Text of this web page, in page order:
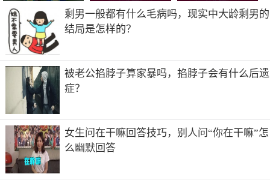
其饱满滋润`容光焕发`富有青春活力。
以上东东均是本人亲身用过的哦，价格不贵，性比价很高
哦，。
7
3
3
剩男一般都有什么毛病吗，现实中大龄剩男的
结局是怎样的？
被老公掐脖子算家暴吗，掐脖子会有什么后遗
症？
女生问在干嘛回答技巧，别人问“你在干嘛”怎
么幽默回答